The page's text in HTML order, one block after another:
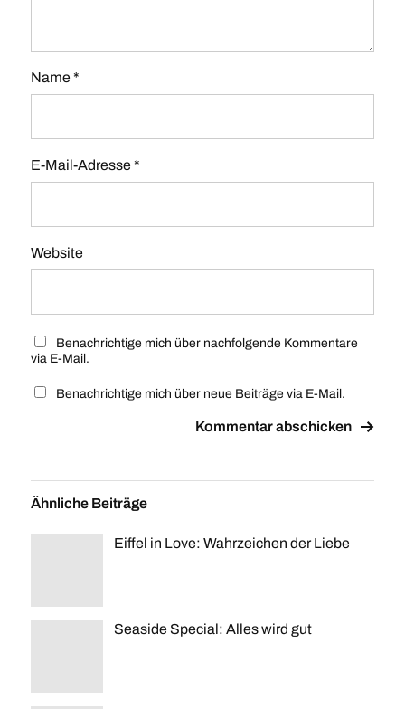
Name*
E-Mail-Adresse*
Website
Benachrichtige mich über nachfolgende Kommentare
via E-Mail.
Benachrichtige mich über neue Beiträge via E-Mail.
Ähnliche Beiträge
Eiffel in Love: Wahrzeichen der Liebe
Seaside Special: Alles wird gut